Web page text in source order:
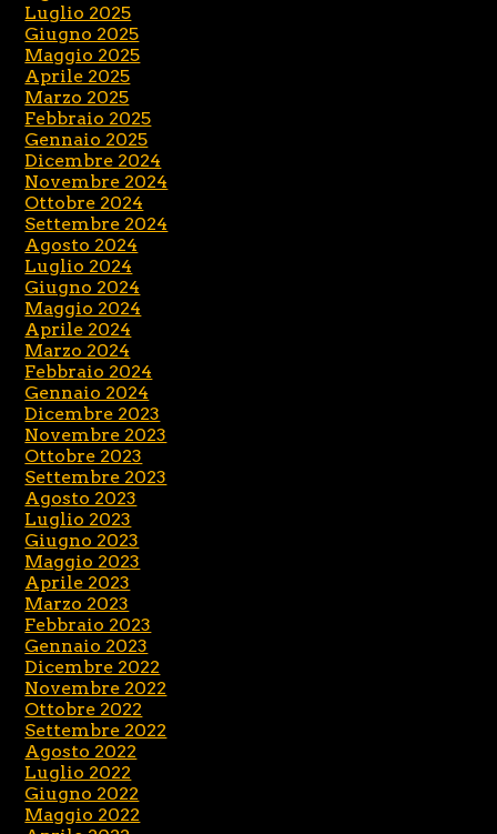
Luglio 2025
Giugno 2025
Maggio 2025
Aprile 2025
Marzo 2025
Febbraio 2025
Gennaio 2025
Dicembre 2024
Novembre 2024
Ottobre 2024
Settembre 2024
Agosto 2024
Luglio 2024
Giugno 2024
Maggio 2024
Aprile 2024
Marzo 2024
Febbraio 2024
Gennaio 2024
Dicembre 2023
Novembre 2023
Ottobre 2023
Settembre 2023
Agosto 2023
Luglio 2023
Giugno 2023
Maggio 2023
Aprile 2023
Marzo 2023
Febbraio 2023
Gennaio 2023
Dicembre 2022
Novembre 2022
Ottobre 2022
Settembre 2022
Agosto 2022
Luglio 2022
Giugno 2022
Maggio 2022